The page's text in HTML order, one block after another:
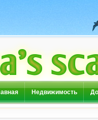
Недвижимость